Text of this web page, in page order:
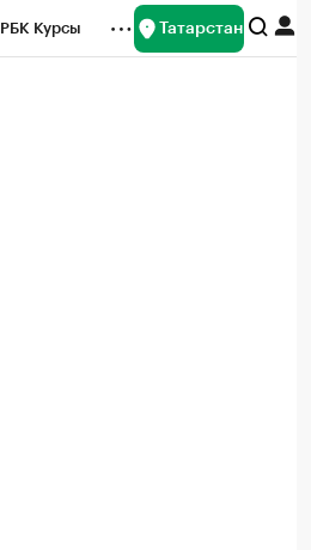
РБК Курсы Татарстан